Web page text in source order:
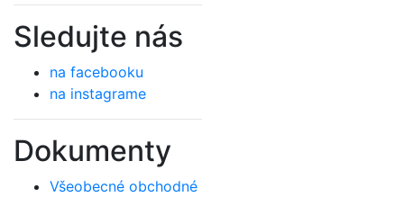
Sledujte nás
na facebooku
na instagrame
Dokumenty
Všeobecné obchodné